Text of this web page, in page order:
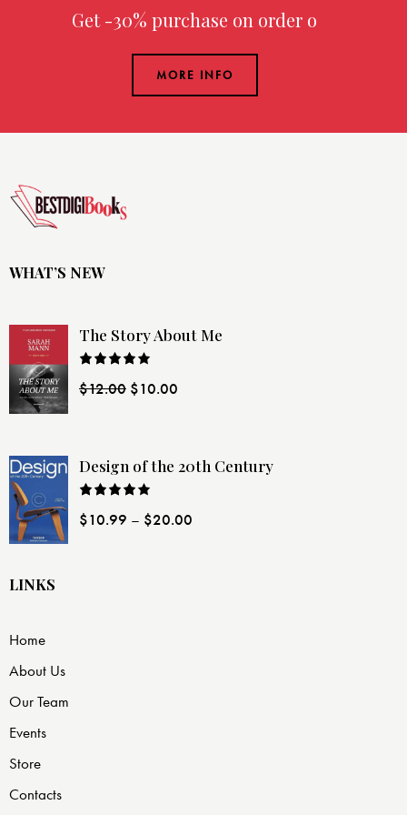
Get -30% purchaseon order over $
MORE INFO
WHAT’S NEW
The Story About Me
4.00out
$12.00 $10.00
Design of the 20th Century
4.00out
$10.99 – $20.00
LINKS
Home
About Us
Our Team
Events
Store
Contacts